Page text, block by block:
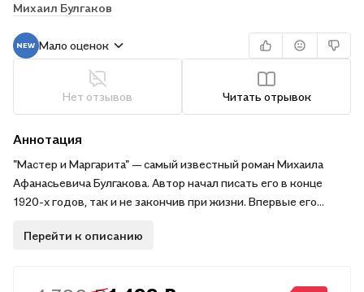
Михаил Булгаков
Мало оценок
Нет отзывов Читать отрывок
Аннотация
"Мастер и Маргарита" — самый известный роман Михаила
Афанасьевича Булгакова. Автор начал писать его в конце
1920-х годов, так и не закончив при жизни. Впервые его
Афанасьевича, когда вдова Елена Сергеевна свела воедино
Перейти к описанию